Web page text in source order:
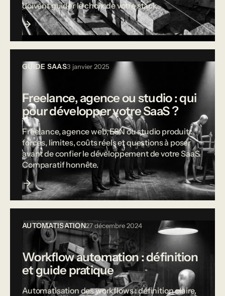
doivent guider le choix de votre stack.
GUIDE SAAS3 janvier 2025
Freelance, agence ou studio : qui
pour développer votre SaaS ?
Freelance, agence web, ESN ou studio produit :
forces, limites, coûts réels et questions à poser
avant de confier le développement de votre SaaS.
Comparatif honnête.
AUTOMATISATION27 décembre 2024
Workflow automation : définition
et guide pratique
Automatisation des workflows : définition claire,